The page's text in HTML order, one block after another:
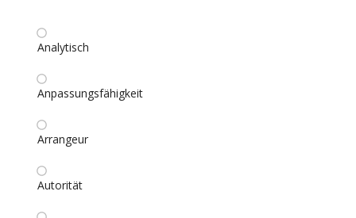
Analytisch
Anpassungsfähigkeit
Arrangeur
Autorität